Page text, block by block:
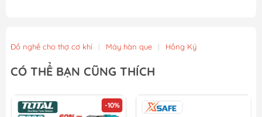
Đồ nghề cho thợ cơ khí | Máy hàn que | Hồng Ký
CÓ THỂ BẠN CŨNG THÍCH
-10%